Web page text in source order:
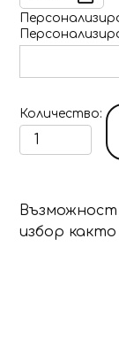
Количество
Възможност
избор